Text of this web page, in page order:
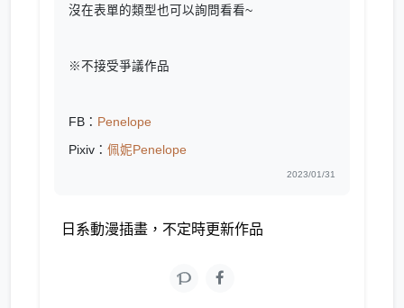
沒在表單的類型也可以詢問看看~
※不接受爭議作品
FB： Penelope
Pixiv： 佩妮Penelope
2023/01/31
日系動漫插畫，不定時更新作品